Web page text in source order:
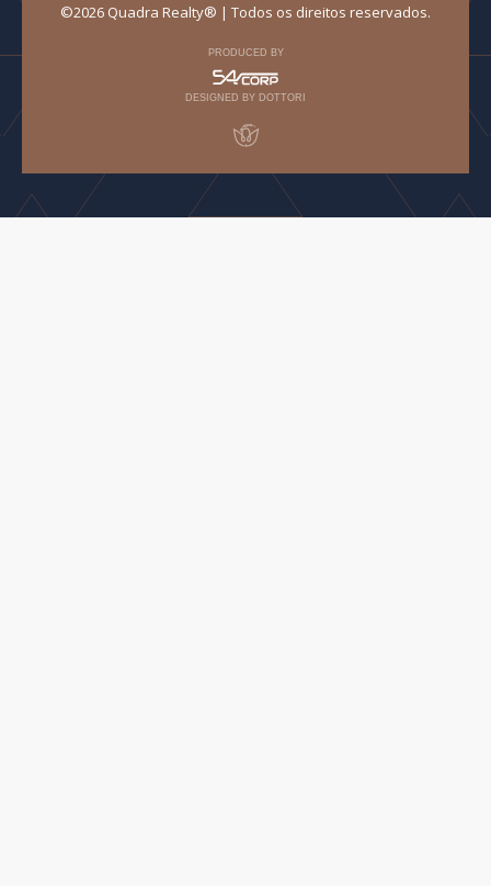
©2026 Quadra Realty® | Todos os direitos reservados.
PRODUCED BY
DESIGNED BY DOTTORI